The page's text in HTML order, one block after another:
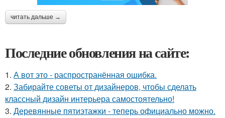
читать дальше →
Последние обновления на сайте:
1. А вот это - распространённая ошибка.
2. Забирайте советы от дизайнеров, чтобы сделать
классный дизайн интерьера самостоятельно!
3. Деревянные пятиэтажки - теперь официально можно.